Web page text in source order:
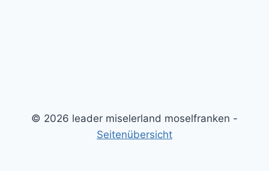
© 2026 leader miselerland moselfranken -
Seitenübersicht